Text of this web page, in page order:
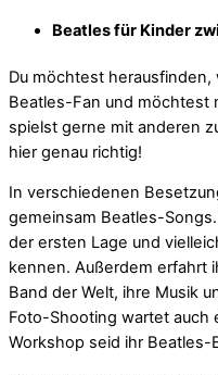
Beatles für Kinder
Du möchtest herausfinden,
Beatles-Fan und möchtest
spielst gerne mit anderen
hier genau richtig!
In verschiedenen
gemeinsam Beatles-
der ersten Lage und
kennen. Außerdem erfahrt
Band der Welt, ihre Musik
Foto-Shooting wartet auch
Workshop seid ihr Beatles-